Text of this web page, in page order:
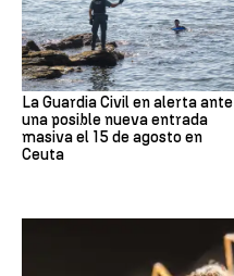
La Guardia Civil en alerta ante
una posible nueva entrada
masiva el 15 de agosto en
Ceuta